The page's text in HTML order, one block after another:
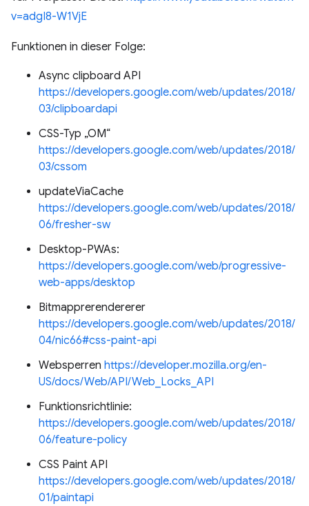
v=adgI8-W1VjE
Funktionen in dieser Folge:
Async clipboard API
https://developers.google.com/web/updates/2018/
03/clipboardapi
CSS-Typ „OM“
https://developers.google.com/web/updates/2018/
03/cssom
updateViaCache
https://developers.google.com/web/updates/2018/
06/fresher-sw
Desktop-PWAs:
https://developers.google.com/web/progressive-
web-apps/desktop
Bitmapprerendererer
https://developers.google.com/web/updates/2018/
04/nic66#css-paint-api
Websperren https://developer.mozilla.org/en-
US/docs/Web/API/Web_Locks_API
Funktionsrichtlinie:
https://developers.google.com/web/updates/2018/
06/feature-policy
CSS Paint API
https://developers.google.com/web/updates/2018/
01/paintapi